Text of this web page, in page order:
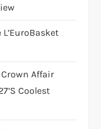
Crown Affair
Coolest